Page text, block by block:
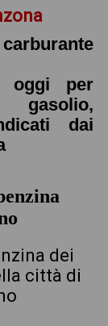
per
gasolio,
dai
dei
città di